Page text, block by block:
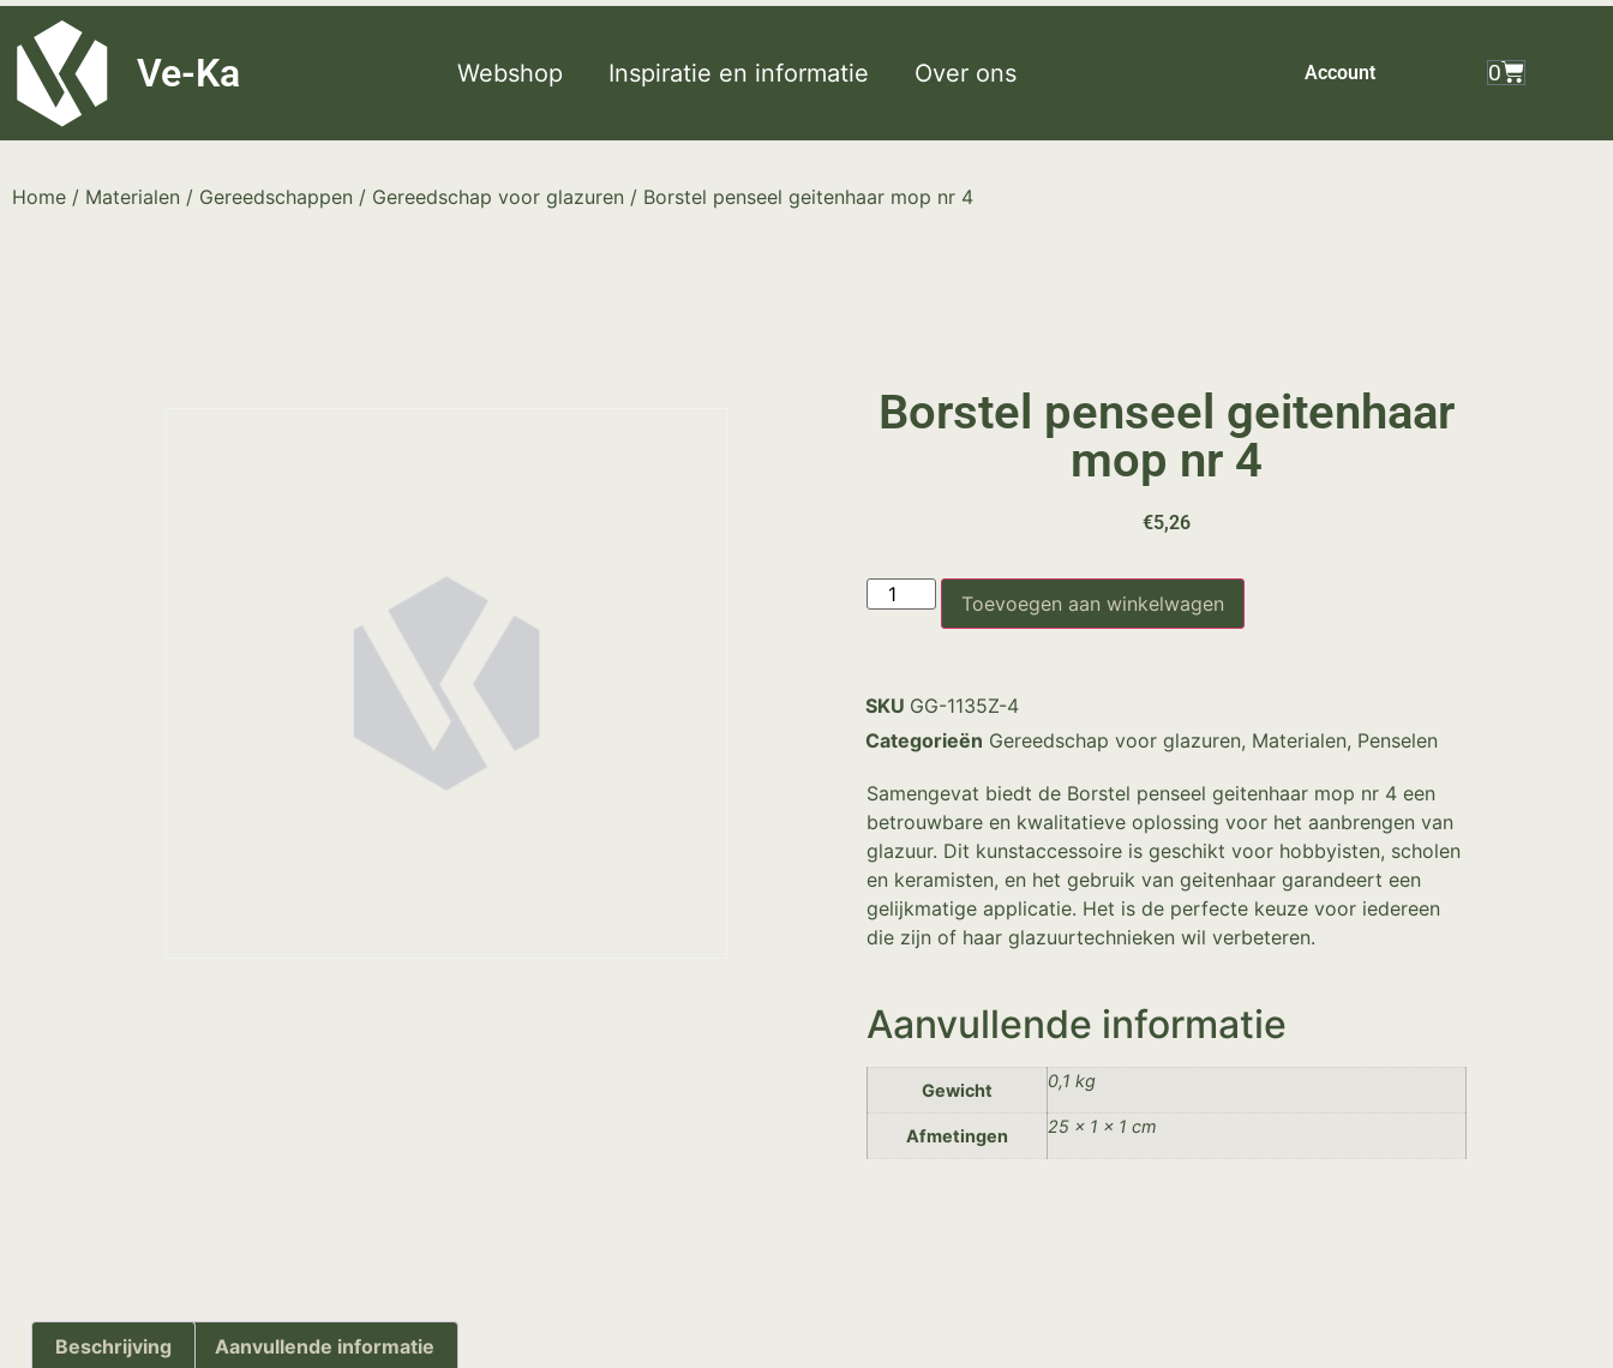
G-8P7N3X5BJ9
Ve-Ka Webshop Inspiratie en informatie Over ons Account 0
Home / Materialen / Gereedschappen / Gereedschap voor glazuren / Borstel penseel geitenhaar mop nr 4
Borstel penseel geitenhaar
mop nr 4
€5,26
Toevoegen aan winkelwagen
SKU GG-1135Z-4
Categorieën Gereedschap voor glazuren, Materialen, Penselen
Samengevat biedt de Borstel penseel geitenhaar mop nr 4 een
betrouwbare en kwalitatieve oplossing voor het aanbrengen van
glazuur. Dit kunstaccessoire is geschikt voor hobbyisten, scholen
en keramisten, en het gebruik van geitenhaar garandeert een
gelijkmatige applicatie. Het is de perfecte keuze voor iedereen
die zijn of haar glazuurtechnieken wil verbeteren.
Aanvullende informatie
Gewicht 0,1 kg
Afmetingen 25 × 1 × 1 cm
Beschrijving Aanvullende informatie